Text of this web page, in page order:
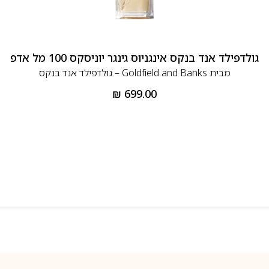
גולדפילד אנד בנקס אינגניוס גינגר יוניסקס 100 מל אדפ
מבית Goldfield and Banks – גולדפילד אנד בנקס
₪ 699.00